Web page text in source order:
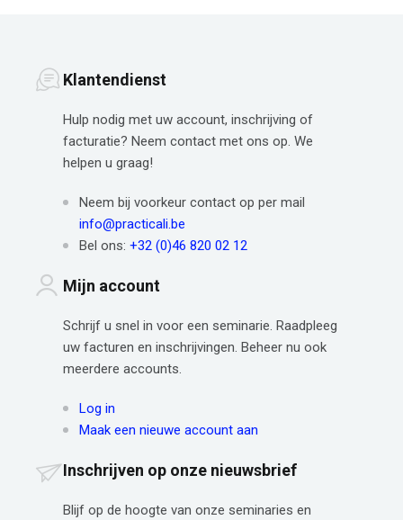
Klantendienst
Hulp nodig met uw account, inschrijving of
facturatie? Neem contact met ons op. We
helpen u graag!
Neem bij voorkeur contact op per mail
info@practicali.be
Bel ons: +32 (0)46 820 02 12
Mijn account
Schrijf u snel in voor een seminarie. Raadpleeg
uw facturen en inschrijvingen. Beheer nu ook
meerdere accounts.
Log in
Maak een nieuwe account aan
Inschrijven op onze nieuwsbrief
Blijf op de hoogte van onze seminaries en